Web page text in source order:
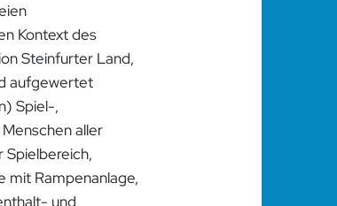
Kontext des
Steinfurter Land,
aufgewertet
Spiel-,
aller
mit Rampenanlage,
und